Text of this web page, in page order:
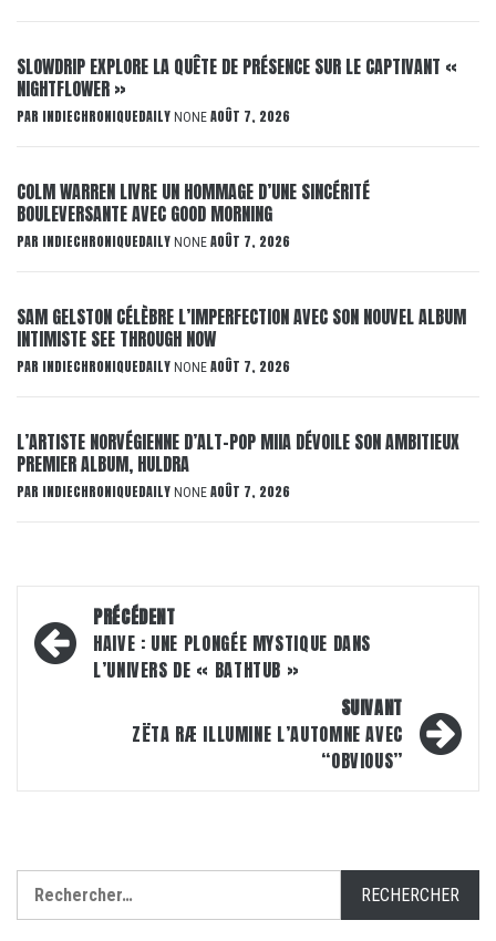
SLOWDRIP EXPLORE LA QUÊTE DE PRÉSENCE SUR LE CAPTIVANT «
NIGHTFLOWER »
PAR INDIECHRONIQUEDAILY NONE AOÛT 7, 2026
COLM WARREN LIVRE UN HOMMAGE D’UNE SINCÉRITÉ
BOULEVERSANTE AVEC GOOD MORNING
PAR INDIECHRONIQUEDAILY NONE AOÛT 7, 2026
SAM GELSTON CÉLÈBRE L’IMPERFECTION AVEC SON NOUVEL ALBUM
INTIMISTE SEE THROUGH NOW
PAR INDIECHRONIQUEDAILY NONE AOÛT 7, 2026
L’ARTISTE NORVÉGIENNE D’ALT-POP MIIA DÉVOILE SON AMBITIEUX
PREMIER ALBUM, HULDRA
PAR INDIECHRONIQUEDAILY NONE AOÛT 7, 2026
Navigation
d’article
PRÉCÉDENT
HAIVE : UNE PLONGÉE MYSTIQUE DANS
L’UNIVERS DE « BATHTUB »
SUIVANT
ZËTA RÆ ILLUMINE L’AUTOMNE AVEC
“OBVIOUS”